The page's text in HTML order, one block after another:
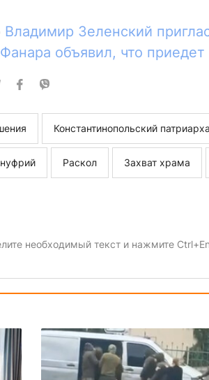
Владимир Зеленский
объявил, что приедет
Константинопольский
Раскол Захват храма
необходимый текст и нажмите